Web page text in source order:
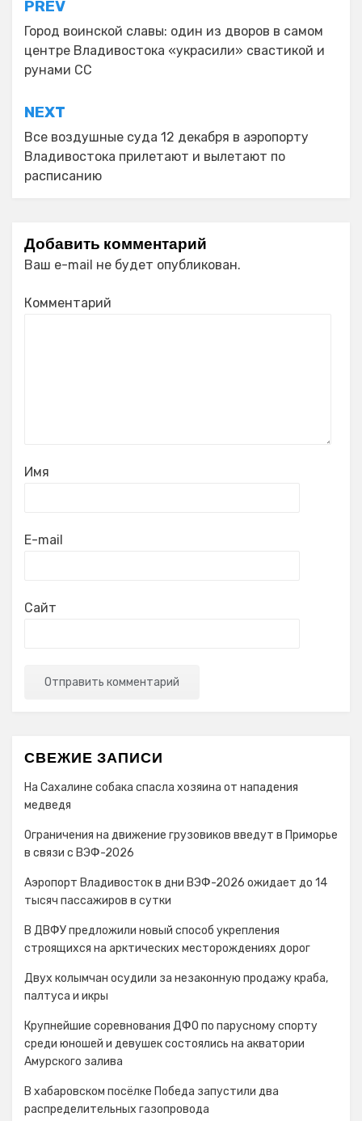
Навигация
по
записям
PREV
Город воинской славы: один из дворов в самом
центре Владивостока «украсили» свастикой и
рунами СС
NEXT
Все воздушные суда 12 декабря в аэропорту
Владивостока прилетают и вылетают по
расписанию
Добавить комментарий
Ваш e-mail не будет опубликован.
Комментарий
Имя
E-mail
Сайт
СВЕЖИЕ ЗАПИСИ
На Сахалине собака спасла хозяина от нападения
медведя
Ограничения на движение грузовиков введут в Приморье
в связи с ВЭФ-2026
Аэропорт Владивосток в дни ВЭФ-2026 ожидает до 14
тысяч пассажиров в сутки
В ДВФУ предложили новый способ укрепления
строящихся на арктических месторождениях дорог
Двух колымчан осудили за незаконную продажу краба,
палтуса и икры
Крупнейшие соревнования ДФО по парусному спорту
среди юношей и девушек состоялись на акватории
Амурского залива
В хабаровском посёлке Победа запустили два
распределительных газопровода